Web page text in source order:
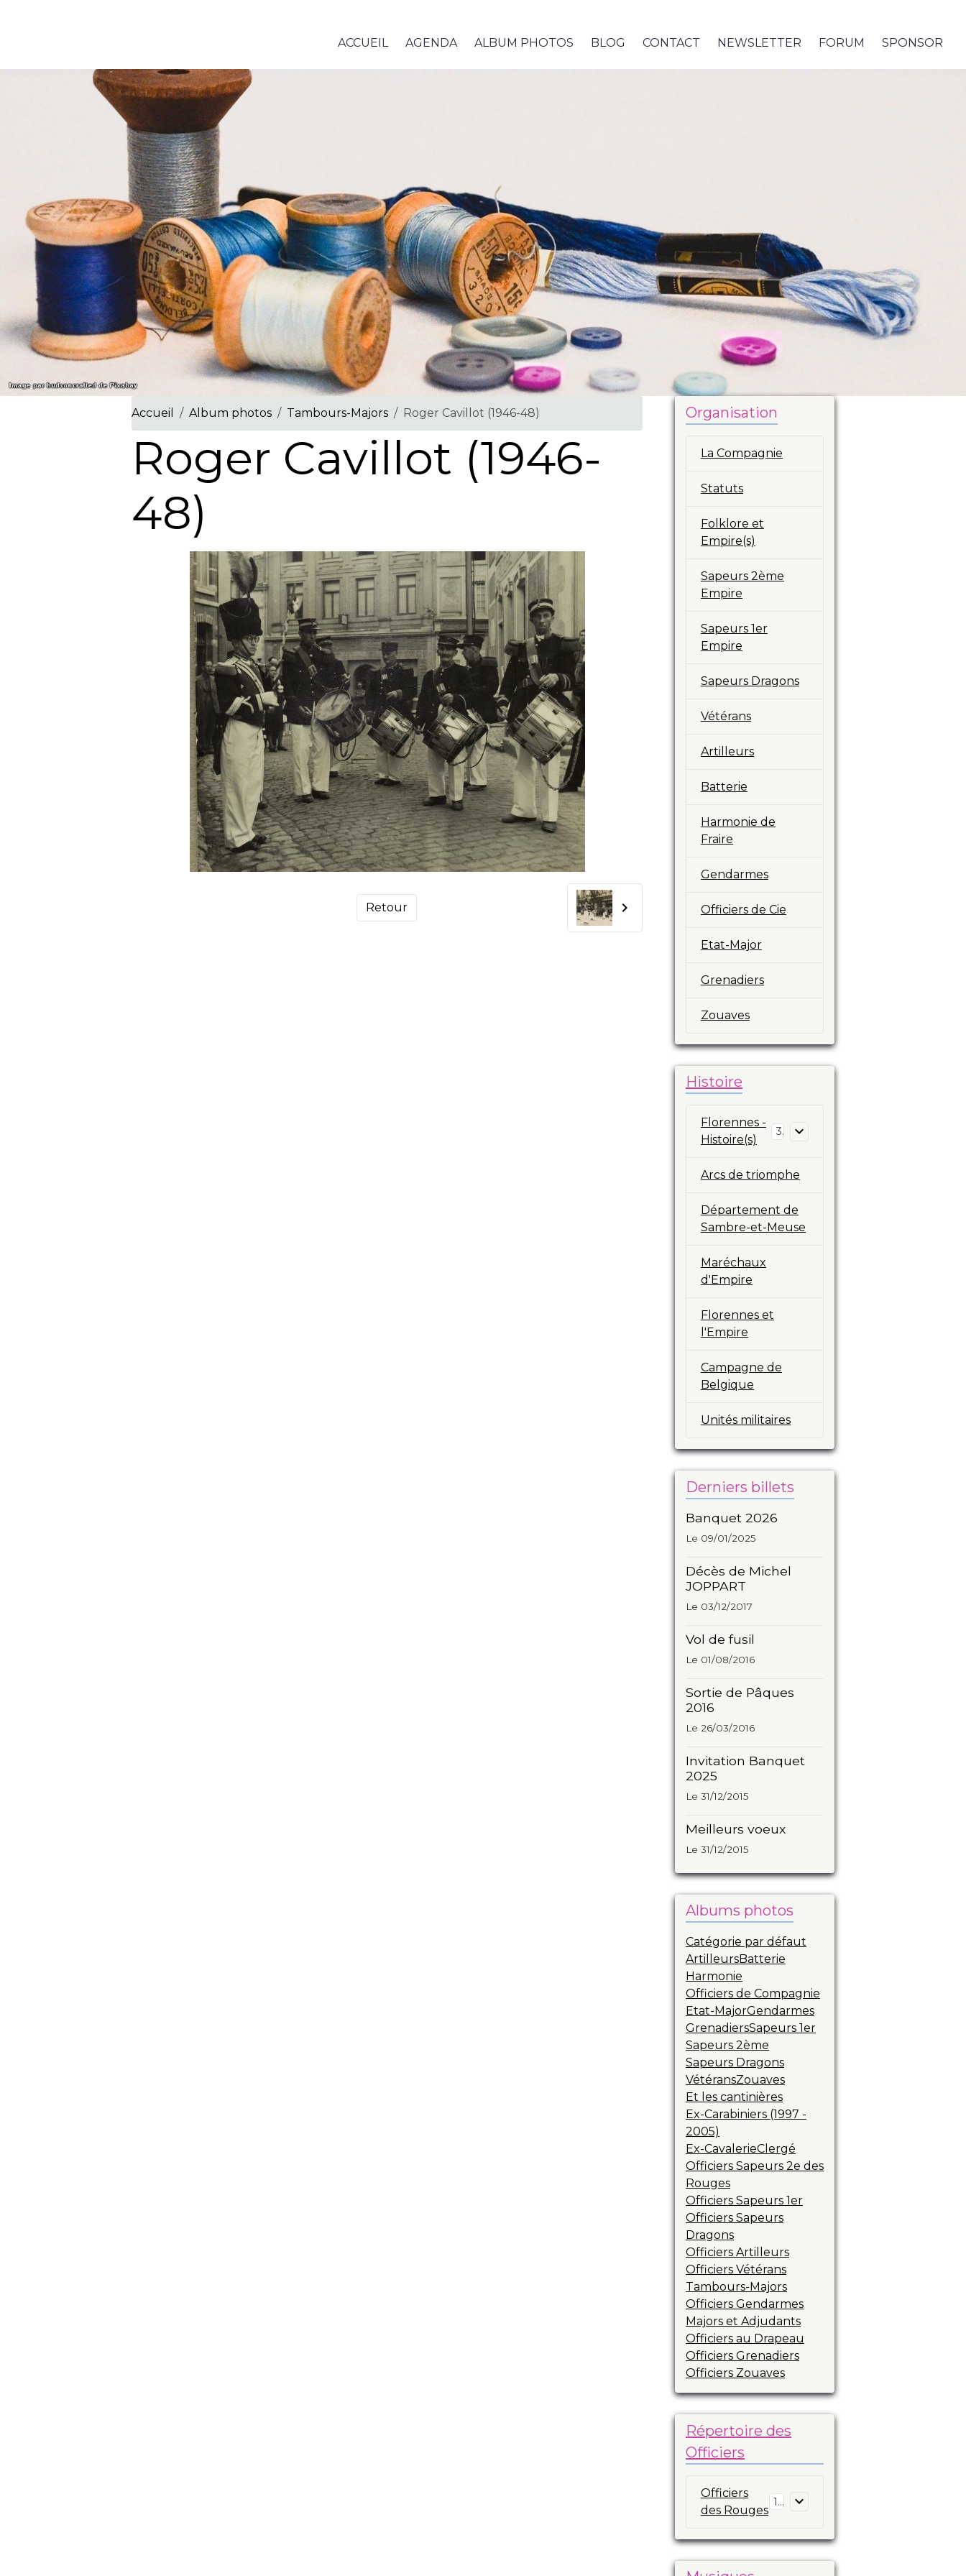
ACCUEIL AGENDA ALBUM PHOTOS BLOG CONTACT NEWSLETTER FORUM SPONSOR
Accueil Album photos Tambours-Majors Roger Cavillot (1946-48)
Roger Cavillot (1946-
48)
Retour
Organisation
La Compagnie
Statuts
Folklore et
Empire(s)
Sapeurs 2ème
Empire
Sapeurs 1er
Empire
Sapeurs Dragons
Vétérans
Artilleurs
Batterie
Harmonie de
Fraire
Gendarmes
Officiers de Cie
Etat-Major
Grenadiers
Zouaves
Histoire
Florennes -
Histoire(s)
3
Arcs de triomphe
Département de
Sambre-et-Meuse
Maréchaux
d'Empire
Florennes et
l'Empire
Campagne de
Belgique
Unités militaires
Derniers billets
Banquet 2026
Le 09/01/2025
Décès de Michel
JOPPART
Le 03/12/2017
Vol de fusil
Le 01/08/2016
Sortie de Pâques
2016
Le 26/03/2016
Invitation Banquet
2025
Le 31/12/2015
Meilleurs voeux
Le 31/12/2015
Albums photos
Catégorie par défaut
ArtilleursBatterie
Harmonie
Officiers de Compagnie
Etat-MajorGendarmes
GrenadiersSapeurs 1er
Sapeurs 2ème
Sapeurs Dragons
VétéransZouaves
Et les cantinières
Ex-Carabiniers (1997 -
2005)
Ex-CavalerieClergé
Officiers Sapeurs 2e des
Rouges
Officiers Sapeurs 1er
Officiers Sapeurs
Dragons
Officiers Artilleurs
Officiers Vétérans
Tambours-Majors
Officiers Gendarmes
Majors et Adjudants
Officiers au Drapeau
Officiers Grenadiers
Officiers Zouaves
Répertoire des
Officiers
Officiers
des Rouges
16